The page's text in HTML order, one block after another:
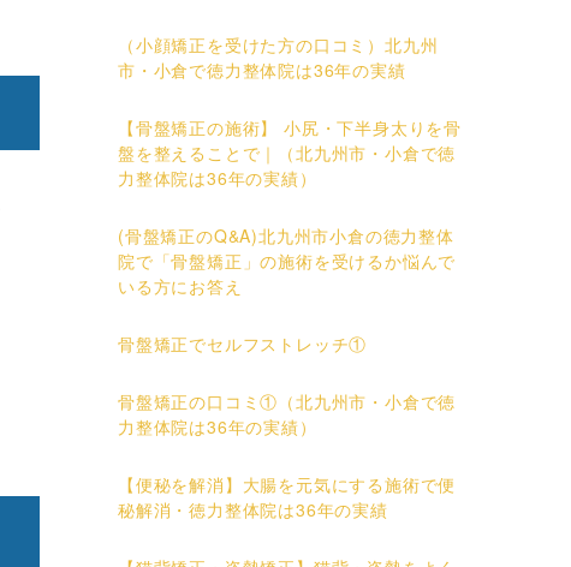
（小顔矯正を受けた方の口コミ）北九州
市・小倉で徳力整体院は36年の実績
【骨盤矯正の施術】 小尻・下半身太りを骨
盤を整えることで｜（北九州市・小倉で徳
力整体院は36年の実績）
(骨盤矯正のQ&A)北九州市小倉の徳力整体
院で「骨盤矯正」の施術を受けるか悩んで
いる方にお答え
骨盤矯正でセルフストレッチ①
骨盤矯正の口コミ①（北九州市・小倉で徳
力整体院は36年の実績）
【便秘を解消】大腸を元気にする施術で便
秘解消・徳力整体院は36年の実績